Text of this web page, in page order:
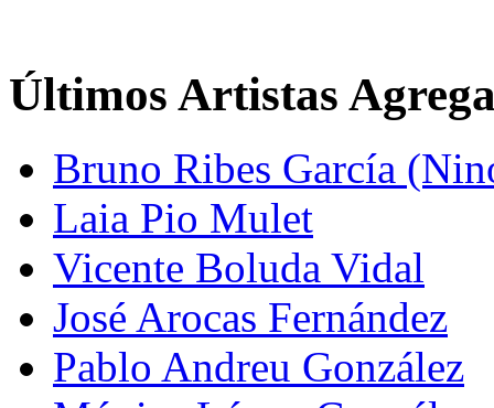
Últimos Artistas
Bruno Ribes García
Laia Pio Mulet
Vicente Boluda Vidal
José Arocas Fernández
Pablo Andreu González